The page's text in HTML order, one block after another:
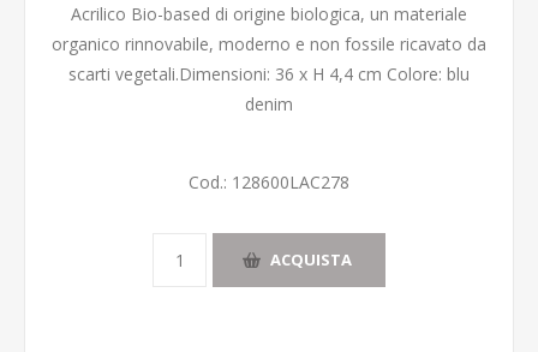
Acrilico Bio-based di origine biologica, un materiale
organico rinnovabile, moderno e non fossile ricavato da
scarti vegetali.Dimensioni: 36 x H 4,4 cm Colore: blu
denim
Cod.: 128600LAC278
ACQUISTA